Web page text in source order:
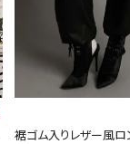
裾ゴム入りレザー風ロ